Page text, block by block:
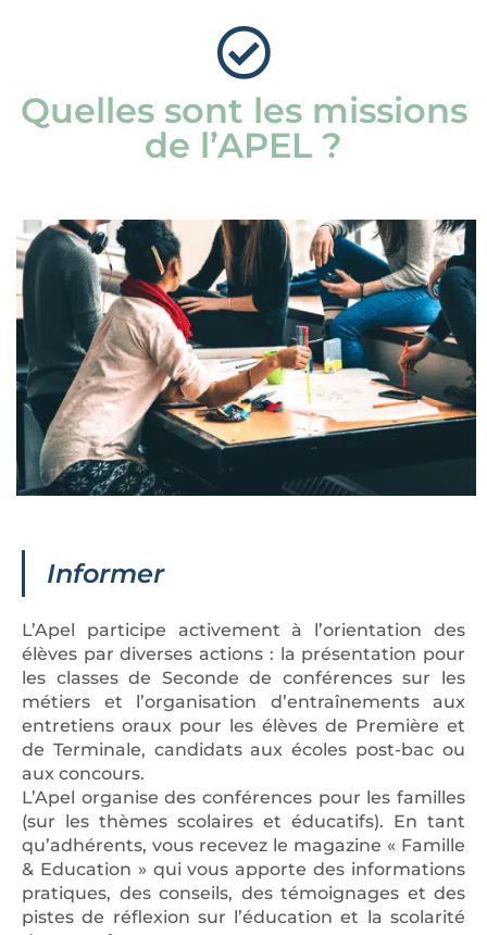
Quelles sont les missions
de l’APEL ?
Informer
L’Apel participe activement à l’orientation des
élèves par diverses actions : la présentation pour
les classes de Seconde de conférences sur les
métiers et l’organisation d’entraînements aux
entretiens oraux pour les élèves de Première et
de Terminale, candidats aux écoles post-bac ou
aux concours.
L’Apel organise des conférences pour les familles
(sur les thèmes scolaires et éducatifs). En tant
qu’adhérents, vous recevez le magazine « Famille
& Education » qui vous apporte des informations
pratiques, des conseils, des témoignages et des
pistes de réflexion sur l’éducation et la scolarité